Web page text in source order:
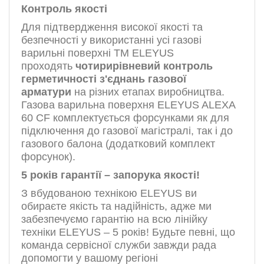
Контроль якості
Для підтвердження високої якості та
безпечності у використанні усі газові
варильні поверхні ТМ ELЕYUS
проходять чотирирівневий контроль
герметичності з'єднань газової
арматури на різних етапах виробництва.
Газова варильна поверхня ELEYUS ALEXA
60 CF комплектується форсунками як для
підключення до газової магістралі, так і до
газового балона (додатковий комплект
форсунок).
5 років гарантії – запорука якості!
З вбудованою технікою ELEYUS ви
обираєте якість та надійність, адже ми
забезпечуємо гарантію на всю лінійку
техніки ELEYUS – 5 років! Будьте певні, що
команда сервісної служби завжди рада
допомогти у вашому регіоні